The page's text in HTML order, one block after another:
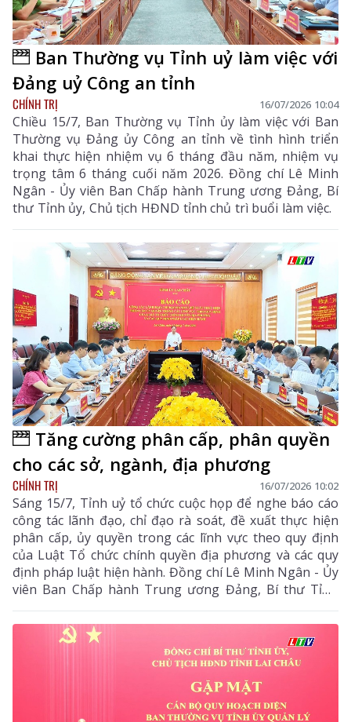
Ban Thường vụ Tỉnh uỷ làm việc với
Đảng uỷ Công an tỉnh
CHÍNH TRỊ 16/07/2026 10:04
Chiều 15/7, Ban Thường vụ Tỉnh ủy làm việc với Ban
Thường vụ Đảng ủy Công an tỉnh về tình hình triển
khai thực hiện nhiệm vụ 6 tháng đầu năm, nhiệm vụ
trọng tâm 6 tháng cuối năm 2026. Đồng chí Lê Minh
Ngân - Ủy viên Ban Chấp hành Trung ương Đảng, Bí
thư Tỉnh ủy, Chủ tịch HĐND tỉnh chủ trì buổi làm việc.
Tăng cường phân cấp, phân quyền
cho các sở, ngành, địa phương
CHÍNH TRỊ 16/07/2026 10:02
Sáng 15/7, Tỉnh uỷ tổ chức cuộc họp để nghe báo cáo
công tác lãnh đạo, chỉ đạo rà soát, đề xuất thực hiện
phân cấp, ủy quyền trong các lĩnh vực theo quy định
của Luật Tổ chức chính quyền địa phương và các quy
định pháp luật hiện hành. Đồng chí Lê Minh Ngân - Ủy
viên Ban Chấp hành Trung ương Đảng, Bí thư Tỉnh
uỷ, Chủ tịch HĐND tỉnh chủ trì cuộc họp.